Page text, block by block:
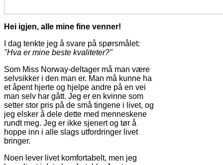
Hei igjen, alle mine fine venner!
I dag tenkte jeg å svare på spørsmålet:
"Hva er mine beste kvaliteter?"
Som Miss Norway-deltager må man være
selvsikker i den man er. Man må kunne ha
et åpent hjerte og hjelpe andre på en vei
man selv har gått. Jeg er en kvinne som
setter stor pris på de små tingene i livet, og
jeg elsker å dele dette med menneskene
rundt meg. Jeg er ikke sjenert og tør å
hoppe inn i alle slags utfordringer livet
bringer.
Noen lever livet komfortabelt, men jeg